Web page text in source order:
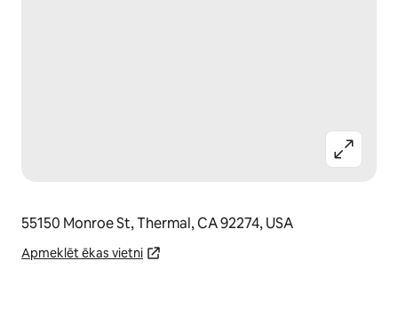
55150 Monroe St, Thermal, CA 92274, USA
Apmeklēt ēkas vietni